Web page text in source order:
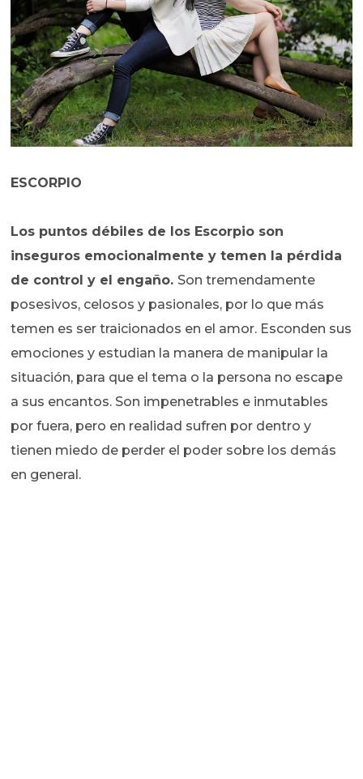
ESCORPIO
Los puntos débiles de los Escorpio son
inseguros emocionalmente y temen la pérdida
de control y el engaño. Son tremendamente
posesivos, celosos y pasionales, por lo que más
temen es ser traicionados en el amor. Esconden sus
emociones y estudian la manera de manipular la
situación, para que el tema o la persona no escape
a sus encantos. Son impenetrables e inmutables
por fuera, pero en realidad sufren por dentro y
tienen miedo de perder el poder sobre los demás
en general.